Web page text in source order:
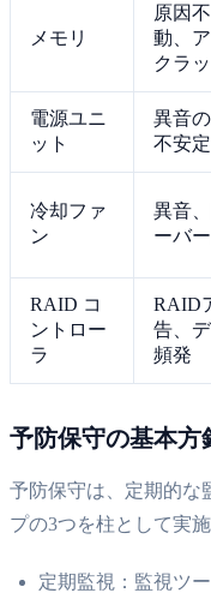
メモリ
原因
動、
クラ
電源ユニ
ット
異音
不安定
冷却ファ
ン
異音
ーバ
RAID コ
ントロー
ラ
RAID
告、
頻発
予防保守の基本方
予防保守は、定期的な
プの3つを柱として実施
定期監視：監視ツ